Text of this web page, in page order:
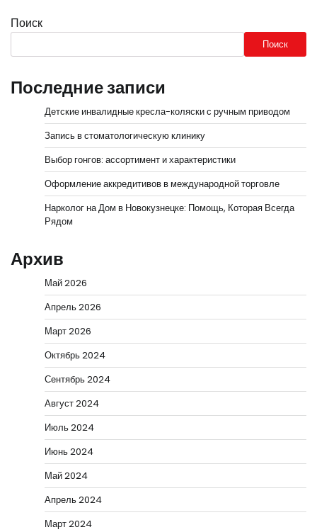
Поиск
Поиск
Последние записи
Детские инвалидные кресла-коляски с ручным приводом
Запись в стоматологическую клинику
Выбор гонгов: ассортимент и характеристики
Оформление аккредитивов в международной торговле
Нарколог на Дом в Новокузнецке: Помощь, Которая Всегда
Рядом
Архив
Май 2026
Апрель 2026
Март 2026
Октябрь 2024
Сентябрь 2024
Август 2024
Июль 2024
Июнь 2024
Май 2024
Апрель 2024
Март 2024